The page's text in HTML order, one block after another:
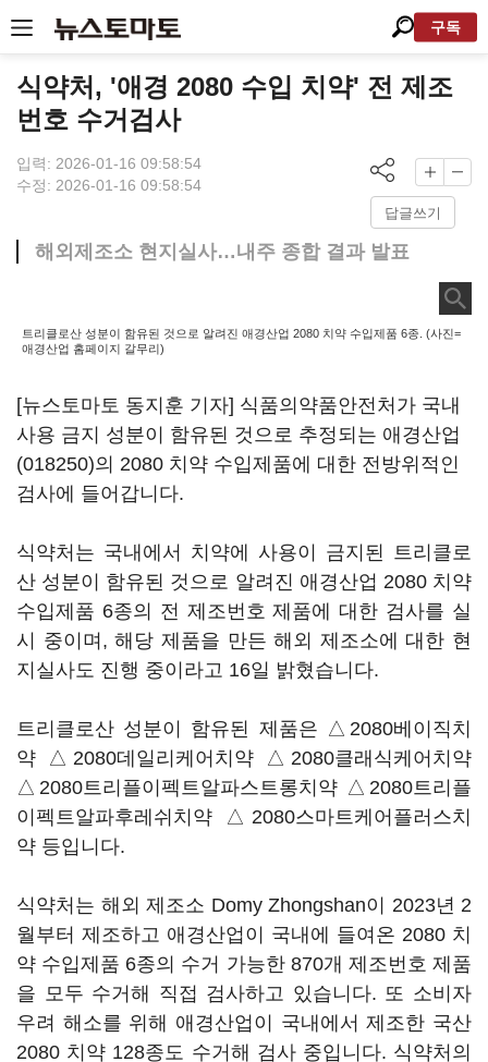
구독
식약처, '애경 2080 수입 치약' 전 제조
번호 수거검사
입력: 2026-01-16 09:58:54
수정: 2026-01-16 09:58:54
답글쓰기
해외제조소 현지실사…내주 종합 결과 발표
트리클로산 성분이 함유된 것으로 알려진 애경산업 2080 치약 수입제품 6종. (사진=
애경산업 홈페이지 갈무리)
[뉴스토마토 동지훈 기자] 식품의약품안전처가 국내
사용 금지 성분이 함유된 것으로 추정되는 애경산업
(018250)의 2080 치약 수입제품에 대한 전방위적인
검사에 들어갑니다.
식약처는 국내에서 치약에 사용이 금지된 트리클로
산 성분이 함유된 것으로 알려진 애경산업 2080 치약
수입제품 6종의 전 제조번호 제품에 대한 검사를 실
시 중이며, 해당 제품을 만든 해외 제조소에 대한 현
지실사도 진행 중이라고 16일 밝혔습니다.
트리클로산 성분이 함유된 제품은 △2080베이직치
약 △2080데일리케어치약 △2080클래식케어치약
△2080트리플이펙트알파스트롱치약 △2080트리플
이펙트알파후레쉬치약 △2080스마트케어플러스치
약 등입니다.
식약처는 해외 제조소 Domy Zhongshan이 2023년 2
월부터 제조하고 애경산업이 국내에 들여온 2080 치
약 수입제품 6종의 수거 가능한 870개 제조번호 제품
을 모두 수거해 직접 검사하고 있습니다. 또 소비자
우려 해소를 위해 애경산업이 국내에서 제조한 국산
2080 치약 128종도 수거해 검사 중입니다. 식약처의